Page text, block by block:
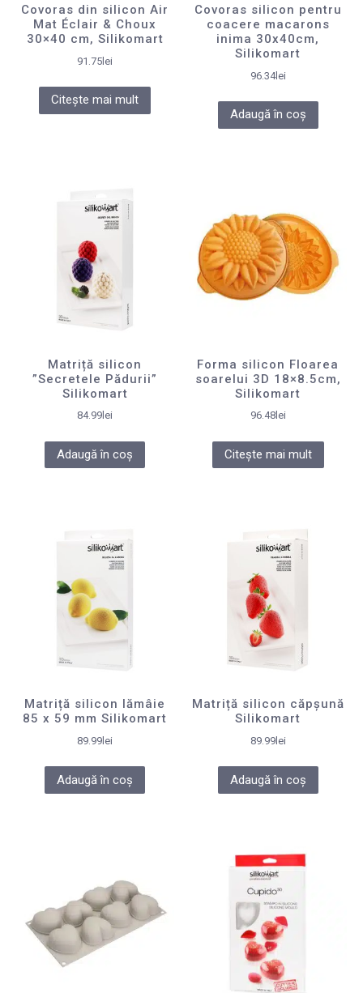
Covoras din silicon Air
Mat Éclair & Choux
30×40 cm, Silikomart
91.75lei
Citește mai mult
Covoras silicon pentru
coacere macarons
inima 30x40cm,
Silikomart
96.34lei
Adaugă în coș
Matriță silicon
”Secretele Pădurii”
Silikomart
84.99 lei
Adaugă în coș
Forma silicon Floarea
soarelui 3D 18×8.5cm,
Silikomart
96.48lei
Citește mai mult
Matriță silicon lămâie
85 x 59 mm Silikomart
89.99 lei
Adaugă în coș
Matriță silicon căpșună
Silikomart
89.99lei
Adaugă în coș